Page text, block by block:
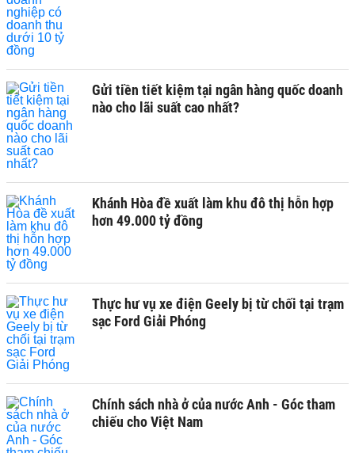
Gửi tiền tiết kiệm tại ngân hàng quốc doanh
nào cho lãi suất cao nhất?
Khánh Hòa đề xuất làm khu đô thị hỗn hợp
hơn 49.000 tỷ đồng
Thực hư vụ xe điện Geely bị từ chối tại trạm
sạc Ford Giải Phóng
Chính sách nhà ở của nước Anh - Góc tham
chiếu cho Việt Nam